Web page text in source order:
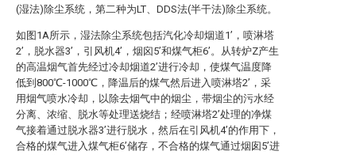
(湿法)除尘系统，第二种为LT、DDS法(半干法)除尘系统。
如图1A所示，湿法除尘系统包括汽化冷却烟道1’，喷淋塔
2’，脱水器3’，引风机4’，烟囟5’和煤气柜6’。从转炉Z产生
的高温烟气首先经过冷却烟道2’进行冷却，使煤气温度降
低到800℃-1000℃，降温后的煤气然后进入喷淋塔2’，采
用烟气喷水冷却，以除去烟气中的烟尘，带烟尘的污水经
分离、浓缩、脱水等处理送烧结；经喷淋塔2’处理的净煤
气接着通过脱水器3’进行脱水，然后在引风机4’的作用下，
合格的煤气进入煤气柜6’储存，不合格的煤气通过烟囱5’进